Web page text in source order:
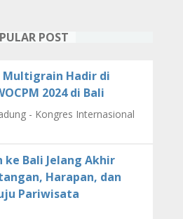
POST
Hadir di
2024 di Bali
- Kongres Internasional
ke Bali Jelang Akhir
Harapan, dan
Pariwisata